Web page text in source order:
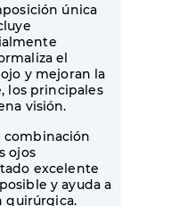
única
el
y mejoran la
los principales
visión.
combinación
ojos
excelente
y ayuda a
quirúrgica.